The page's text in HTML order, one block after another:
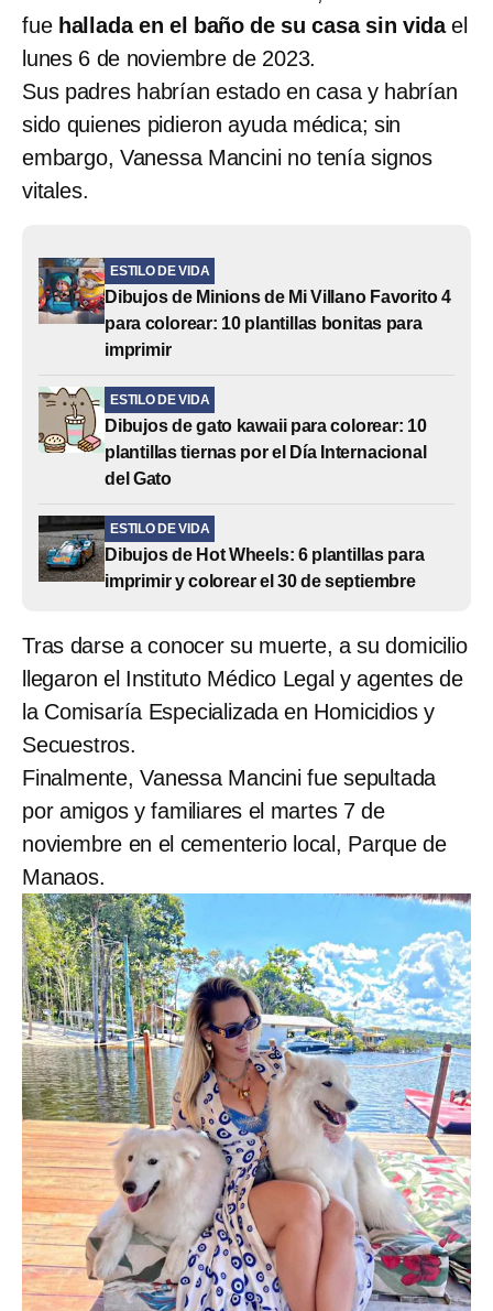
fue hallada en el baño de su casa sin vidael
lunes 6 de noviembre de 2023.
Sus padres habrían estado en casa y habrían
sido quienes pidieron ayuda médica; sin
embargo, Vanessa Mancini no tenía signos
vitales.
ESTILO DE VIDA
Dibujos de Minions de Mi Villano Favorito 4
para colorear: 10 plantillas bonitas para
imprimir
ESTILO DE VIDA
Dibujos de gato kawaii para colorear: 10
plantillas tiernas por el Día Internacional
del Gato
ESTILO DE VIDA
Dibujos de Hot Wheels: 6 plantillas para
imprimir y colorear el 30 de septiembre
Tras darse a conocer su muerte, a su domicilio
llegaron el Instituto Médico Legal y agentes de
la Comisaría Especializada en Homicidios y
Secuestros.
Finalmente, Vanessa Mancini fue sepultada
por amigos y familiares el martes 7 de
noviembre en el cementerio local, Parque de
Manaos.